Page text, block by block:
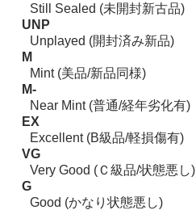
Still Sealed (未開封新古品)
UNP
Unplayed (開封済み新品)
M
Mint (美品/新品同様)
M-
Near Mint (普通/経年劣化有)
EX
Excellent (B級品/軽損傷有)
VG
Very Good (Ｃ級品/状態悪し)
G
Good (かなり状態悪し)